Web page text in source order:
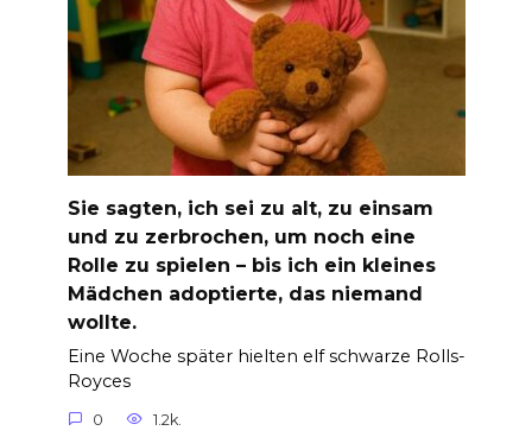
Sie sagten, ich sei zu alt, zu einsam
und zu zerbrochen, um noch eine
Rolle zu spielen – bis ich ein kleines
Mädchen adoptierte, das niemand
wollte.
Eine Woche später hielten elf schwarze Rolls-
Royces
0 1.2k.